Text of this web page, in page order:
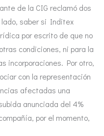
de la CIG reclamó dos
lado, saber si Inditex
por escrito de que no
condiciones, ni para la
incorporaciones. Por otro,
con la representación
afectadas una
anunciada del 4%
por el momento,